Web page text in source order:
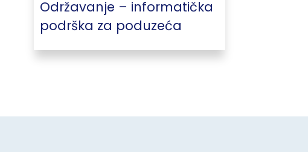
Održavanje – informatička
podrška za poduzeća